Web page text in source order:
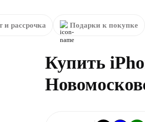
и рассрочка Подарки к покупке
Купить